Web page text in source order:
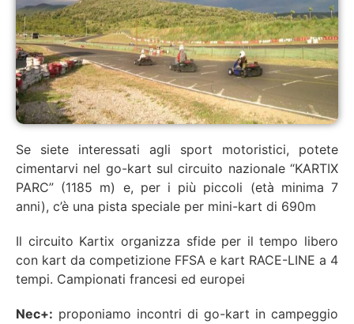
Se siete interessati agli sport motoristici, potete
cimentarvi nel go-kart sul circuito nazionale “KARTIX
PARC” (1185 m) e, per i più piccoli (età minima 7
anni), c’è una pista speciale per mini-kart di 690m
Il circuito Kartix organizza sfide per il tempo libero
con kart da competizione FFSA e kart RACE-LINE a 4
tempi. Campionati francesi ed europei
Nec+: proponiamo incontri di go-kart in campeggio